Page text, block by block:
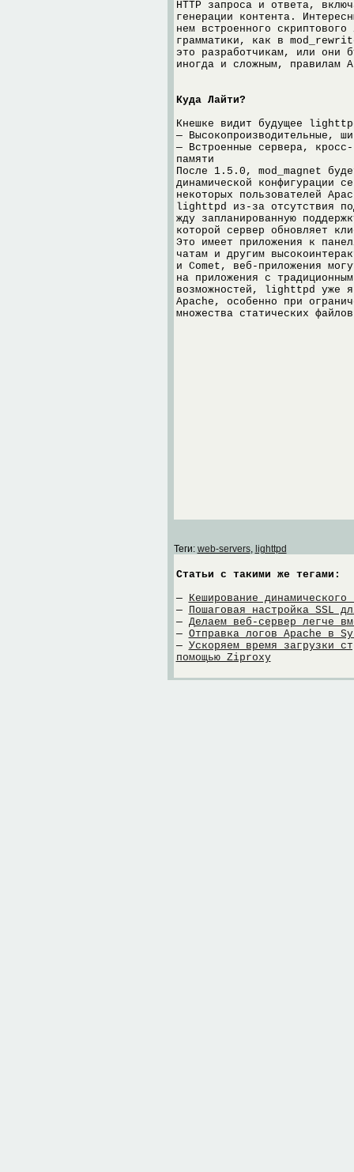
HTTP запроса и ответа,
генерации контента.
нем встроенного
грамматики, как в
это разработчикам, или они
иногда и сложным, правилам
Куда Лайти?
Кнешке видит будущее
— Высокопроизводительные,
— Встроенные сервера,
памяти
После 1.5.0, mod_magnet
динамической конфигурации
некоторых пользователей
lighttpd из-за отсутствия
жду запланированную
которой сервер обновляет
Это имеет приложения к
чатам и другим
и Comet, веб-приложения
на приложения с
возможностей, lighttpd уже
Apache, особенно при
множества статических
Теги: web-servers, lighttpd
Статьи с такими же тегами:
— Кеширование
— Пошаговая настройка SSL
— Делаем веб-сервер легче
— Отправка логов Apache в
— Ускоряем время загрузки
помощью Ziproxy